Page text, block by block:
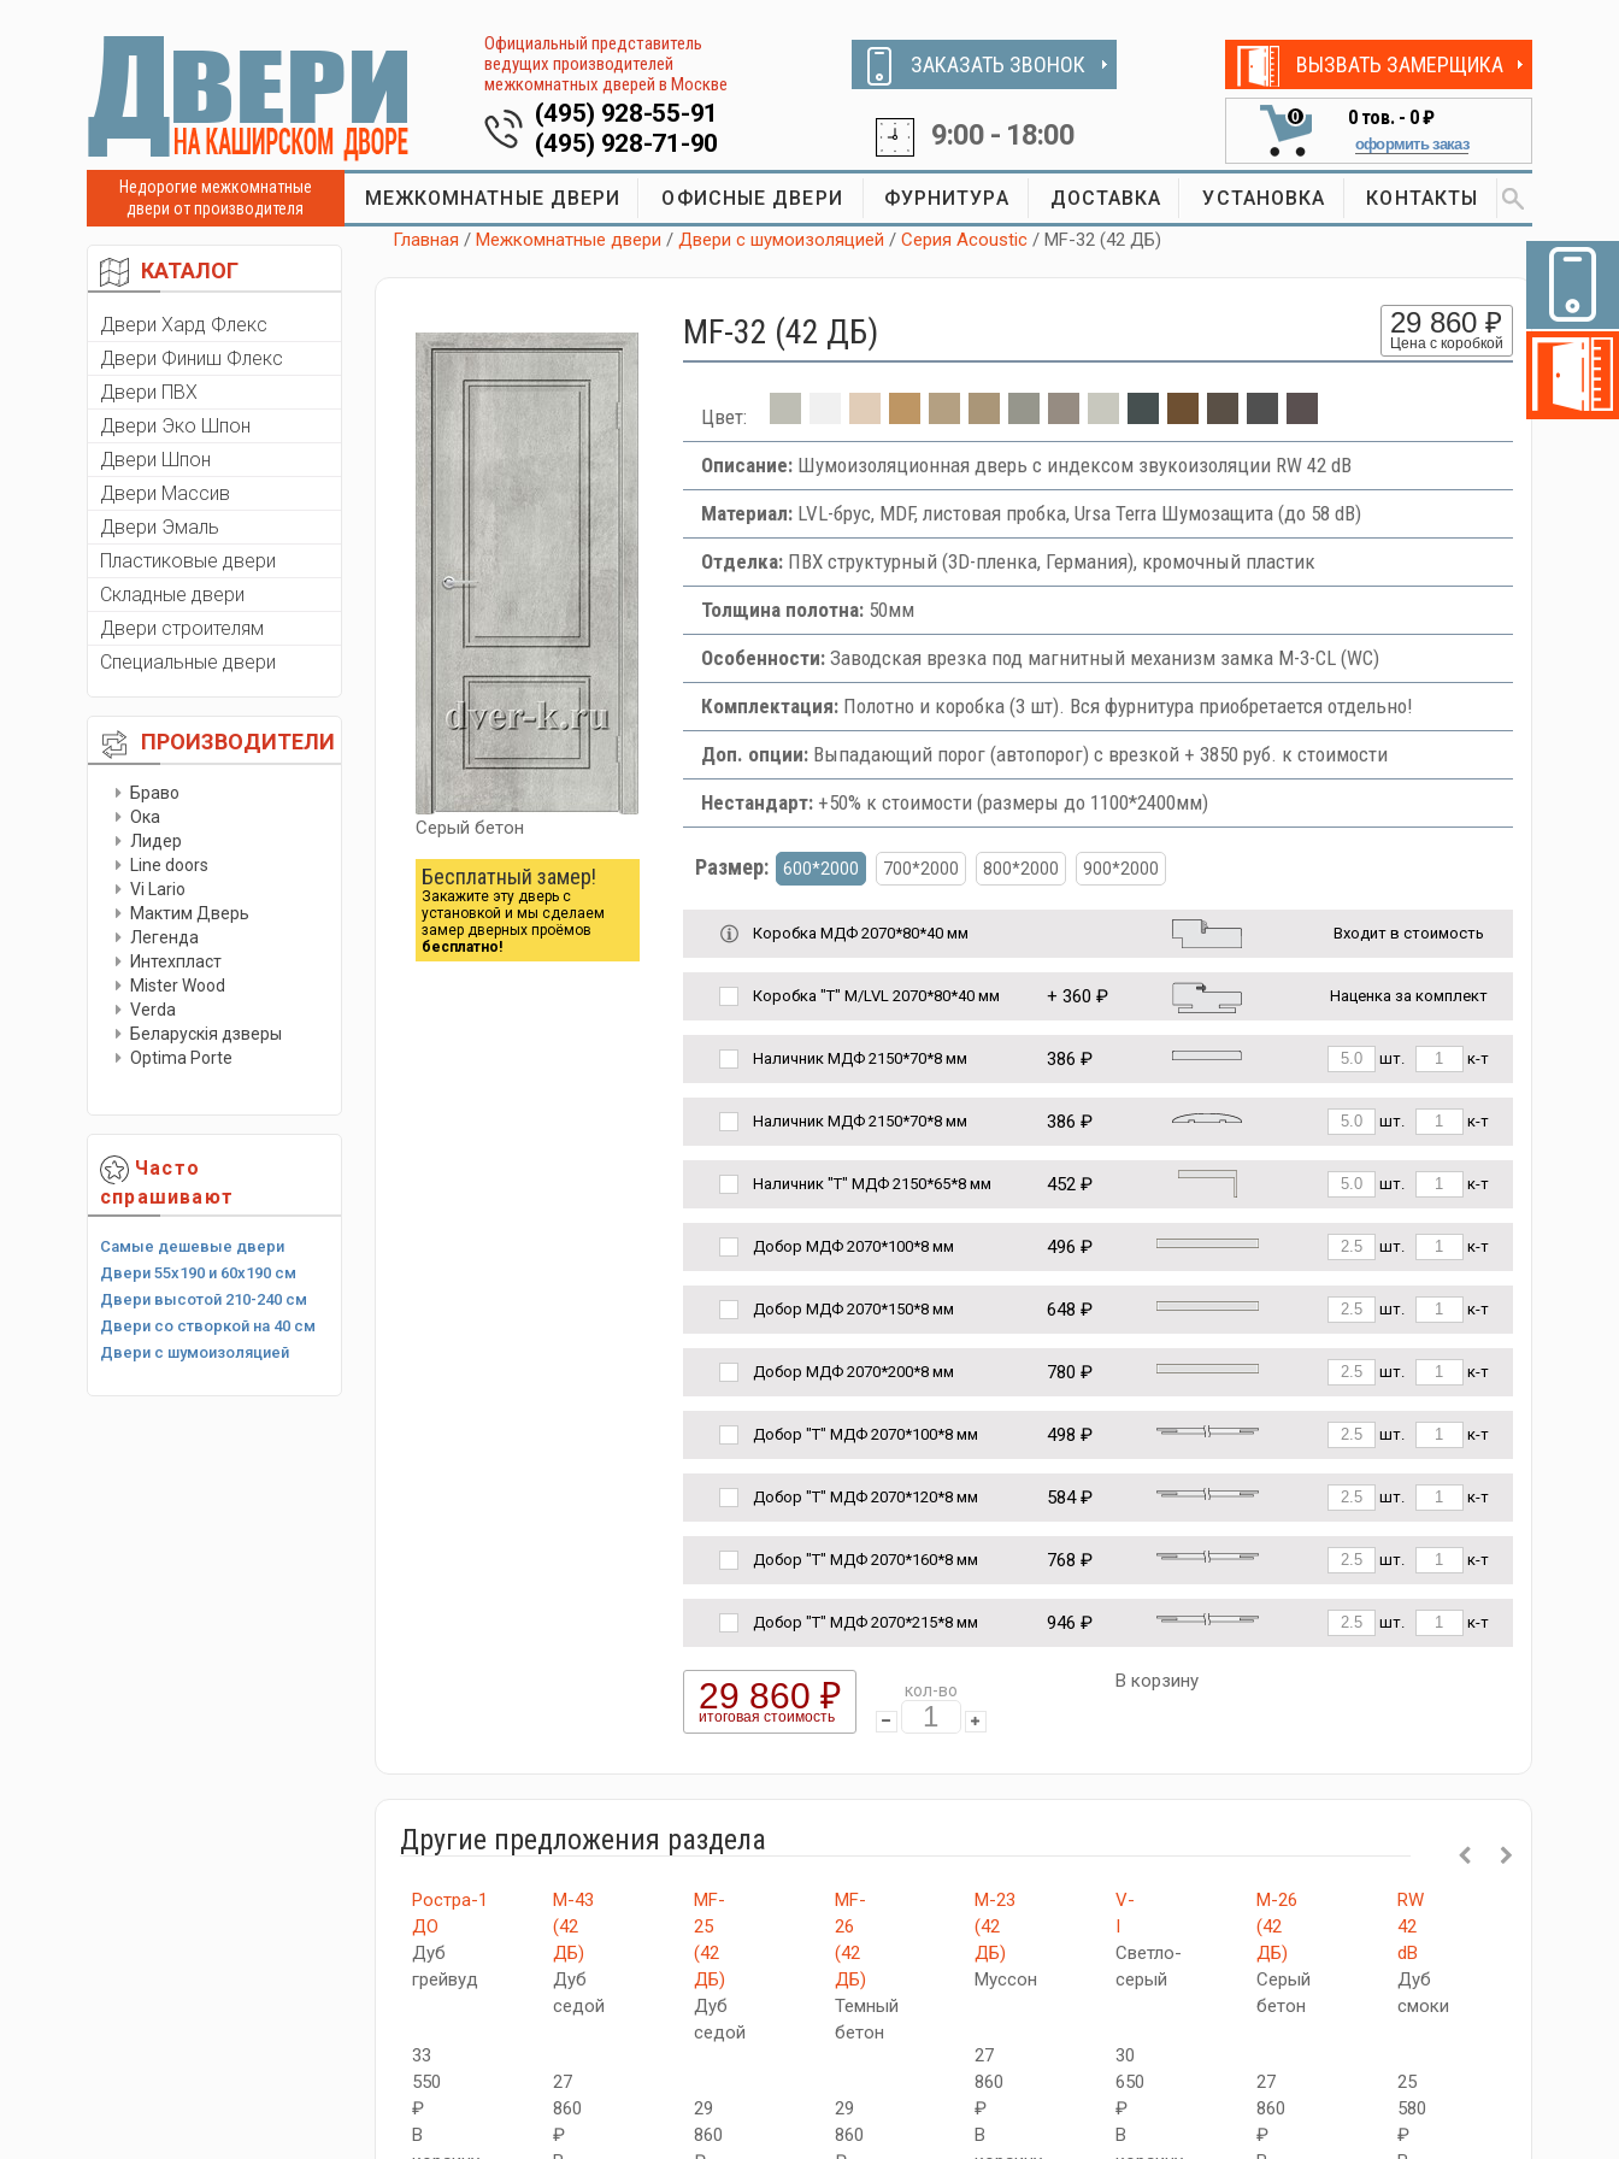
Официальный представитель
ведущих производителей
межкомнатных дверей в Москве
(495) 928-55-91
(495) 928-71-90
ЗАКАЗАТЬ ЗВОНОК
9:00 - 18:00
ВЫЗВАТЬ ЗАМЕРЩИКА
0 0тов. - 0 ₽
оформить заказ
Недорогие межкомнатные
двери от производителя
МЕЖКОМНАТНЫЕ ДВЕРИ ОФИСНЫЕ ДВЕРИ ФУРНИТУРА ДОСТАВКА УСТАНОВКА КОНТАКТЫ
КАТАЛОГ
Двери Хард Флекс
Двери Финиш Флекс
Двери ПВХ
Двери Эко Шпон
Двери Шпон
Двери Массив
Двери Эмаль
Пластиковые двери
Складные двери
Двери строителям
Специальные двери
ПРОИЗВОДИТЕЛИ
Браво
Ока
Лидер
Line doors
Vi Lario
Мактим Дверь
Легенда
Интехпласт
Мister Wood
Verda
Беларускiя дзверы
Optima Porte
Часто
спрашивают
Самые дешевые двери
Двери 55х190 и 60х190 см
Двери высотой 210-240 см
Двери со створкой на 40 см
Двери с шумоизоляцией
Главная /Межкомнатные двери /Двери с шумоизоляцией /Серия Acoustic / MF-32 (42 ДБ)
Серый бетон
Бесплатный замер!
Закажите эту дверь с
установкой и мы сделаем
замер дверных проёмов
бесплатно!
MF-32 (42 ДБ) 29 860 ₽
Цена с коробкой
Цвет:
Описание:Шумоизоляционная дверь с индексом звукоизоляции RW 42 dB
Материал:LVL-брус, MDF, листовая пробка, Ursa Terra Шумозащита (до 58 dB)
Отделка:ПВХ структурный (3D-пленка, Германия), кромочный пластик
Толщина полотна:50мм
Особенности:Заводская врезка под магнитный механизм замка M-3-CL (WC)
Комплектация:Полотно и коробка (3 шт). Вся фурнитура приобретается отдельно!
Доп. опции:Выпадающий порог (автопорог) с врезкой + 3850 руб. к стоимости
Нестандарт:+50% к стоимости (размеры до 1100*2400мм)
Размер: 600*2000 700*2000 800*2000 900*2000
Коробка МДФ 2070*80*40 мм Входит в стоимость
Коробка "Т" M/LVL 2070*80*40 мм + 360 ₽ Наценка за комплект
Наличник МДФ 2150*70*8 мм 386 ₽ шт. к-т
Наличник МДФ 2150*70*8 мм 386 ₽ шт. к-т
Наличник "Т" МДФ 2150*65*8 мм 452 ₽ шт. к-т
Добор МДФ 2070*100*8 мм 496 ₽ шт. к-т
Добор МДФ 2070*150*8 мм 648 ₽ шт. к-т
Добор МДФ 2070*200*8 мм 780 ₽ шт. к-т
Добор "Т" МДФ 2070*100*8 мм 498 ₽ шт. к-т
Добор "Т" МДФ 2070*120*8 мм 584 ₽ шт. к-т
Добор "Т" МДФ 2070*160*8 мм 768 ₽ шт. к-т
Добор "Т" МДФ 2070*215*8 мм 946 ₽ шт. к-т
29 860 ₽
итоговая стоимость
кол-во В корзину
Другие предложения раздела
Ростра-1
ДО
Дуб
грейвуд
33
550
₽
В
М-43
(42
ДБ)
Дуб
седой
27
860
₽
MF-
25
(42
ДБ)
Дуб
седой
29
860
MF-
26
(42
ДБ)
Темный
бетон
29
860
М-23
(42
ДБ)
Муссон
27
860
₽
В
V-
I
Светло-
серый
30
650
₽
В
М-26
(42
ДБ)
Серый
бетон
27
860
₽
RW
42
dB
Дуб
смоки
25
580
₽